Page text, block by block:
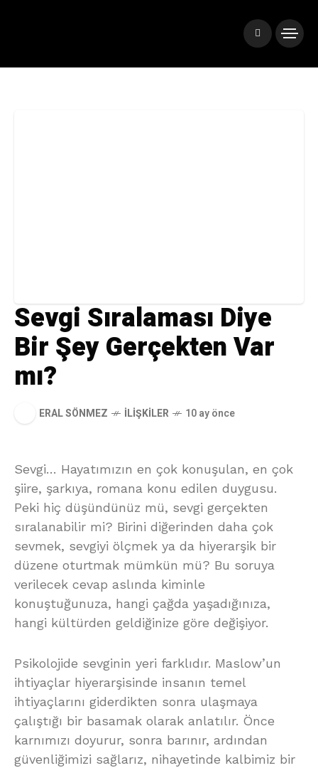
Sevgi Sıralaması Diye
Bir Şey Gerçekten Var
mı?
ERAL SÖNMEZ İLIŞKILER 10 ay önce
Sevgi… Hayatımızın en çok konuşulan, en çok
şiire, şarkıya, romana konu edilen duygusu.
Peki hiç düşündünüz mü, sevgi gerçekten
sıralanabilir mi? Birini diğerinden daha çok
sevmek, sevgiyi ölçmek ya da hiyerarşik bir
düzene oturtmak mümkün mü? Bu soruya
verilecek cevap aslında kiminle
konuştuğunuza, hangi çağda yaşadığınıza,
hangi kültürden geldiğinize göre değişiyor.
Psikolojide sevginin yeri farklıdır. Maslow’un
ihtiyaçlar hiyerarşisinde insanın temel
ihtiyaçlarını giderdikten sonra ulaşmaya
çalıştığı bir basamak olarak anlatılır. Önce
karnımızı doyurur, sonra barınır, ardından
güvenliğimizi sağlarız, nihayetinde kalbimiz bir